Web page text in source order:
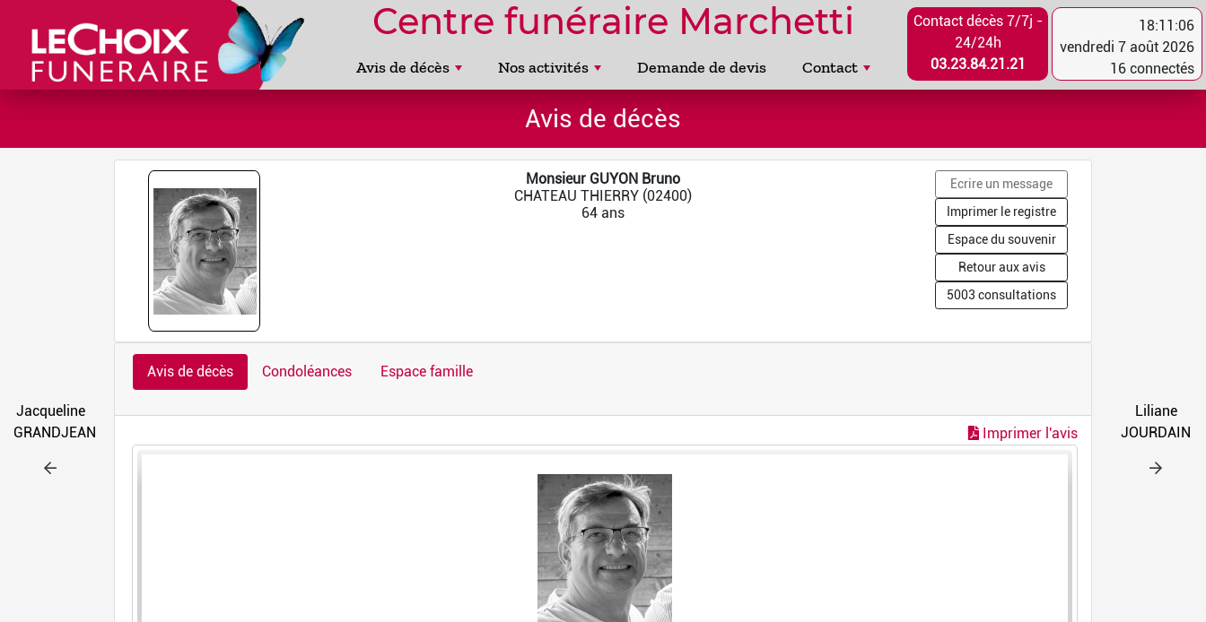
Centre funéraire Marchetti
Avis de décès Nos activités Demande de devis Contact
Contact décès 7/7j -
24/24h
03.23.84.21.21
18:11:06
vendredi 7 août 2026
16 connectés
Avis de décès
Jacqueline
GRANDJEAN
Monsieur GUYON Bruno
CHATEAU THIERRY (02400)
64 ans
Ecrire un message
Imprimer le registre
Espace du souvenir
Retour aux avis
5003 consultations
Avis de décès Condoléances Espace famille
Imprimer l'avis
Liliane
JOURDAIN